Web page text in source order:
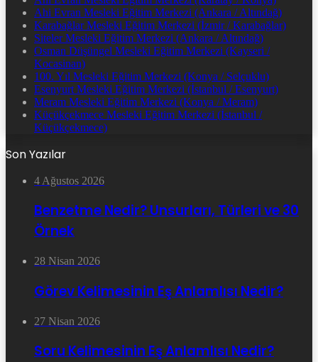
Ahi Evran Mesleki Eğitim Merkezi (Ankara / Altındağ)
Karabağlar Mesleki Eğitim Merkezi (İzmir / Karabağlar)
Siteler Mesleki Eğitim Merkezi (Ankara / Altındağ)
Osman Düşüngel Mesleki Eğitim Merkezi (Kayseri /
Kocasinan)
100. Yıl Mesleki Eğitim Merkezi (Konya / Selçuklu)
Esenyurt Mesleki Eğitim Merkezi (İstanbul / Esenyurt)
Meram Mesleki Eğitim Merkezi (Konya / Meram)
Küçükçekmece Mesleki Eğitim Merkezi (İstanbul /
Küçükçekmece)
Son Yazılar
4 Ağustos 2026
Benzetme Nedir? Unsurları, Türleri ve 30
Örnek
28 Nisan 2026
Görev Kelimesinin Eş Anlamlısı Nedir?
27 Nisan 2026
Soru Kelimesinin Eş Anlamlısı Nedir?